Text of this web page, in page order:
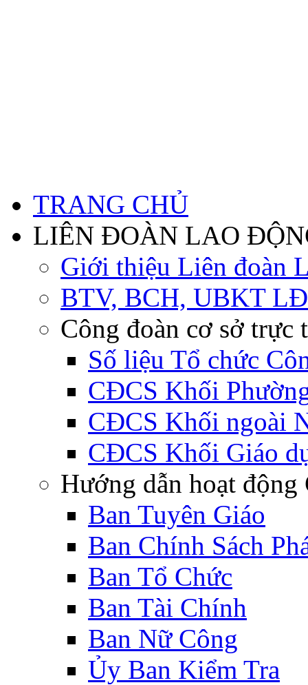
TRANG CHỦ
LIÊN ĐOÀN LAO
Giới thiệu Liên đoàn
BTV, BCH, UBKT
Công đoàn cơ sở trực
Số liệu Tổ chức
CĐCS Khối
CĐCS Khối ngoài
CĐCS Khối Giáo
Hướng dẫn hoạt động
Ban Tuyên Giáo
Ban Chính Sách
Ban Tổ Chức
Ban Tài Chính
Ban Nữ Công
Ủy Ban Kiểm Tra